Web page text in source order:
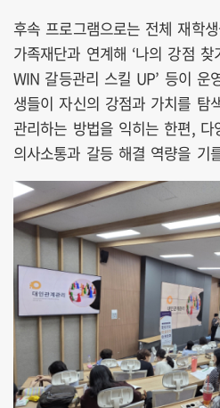
후속 프로그램으로는 전체 재학
가족재단과 연계해 ‘나의 강점 찾
WIN 갈등관리 스킬 UP’ 등이 운
생들이 자신의 강점과 가치를 탐
관리하는 방법을 익히는 한편,
의사소통과 갈등 해결 역량을 기